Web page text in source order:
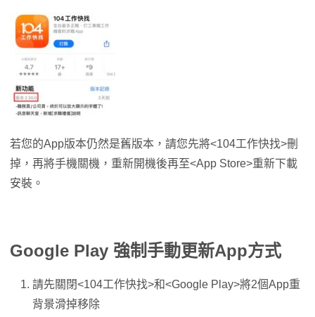
若您的App版本仍然是舊版本，請您先將<104工作快找>刪
掉，再將手機關機，重新開機後再至<App Store>重新下載
安裝。
Google Play 強制手動更新App方式
請先關閉<104工作快找>和<Google Play>將2個App重
背景滑掉移除